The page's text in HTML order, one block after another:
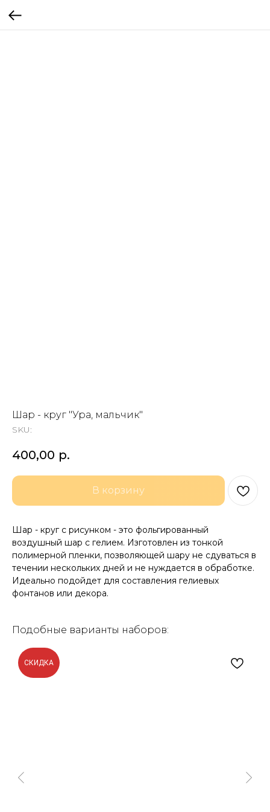
Шар - круг "Ура, мальчик"
SKU:
400,00 р.
В корзину
Шар - круг с рисунком - это фольгированный
воздушный шар с гелием. Изготовлен из тонкой
полимерной пленки, позволяющей шару не сдуваться в
течении нескольких дней и не нуждается в обработке.
Идеально подойдет для составления гелиевых
фонтанов или декора.
Подобные варианты наборов:
СКИДКА